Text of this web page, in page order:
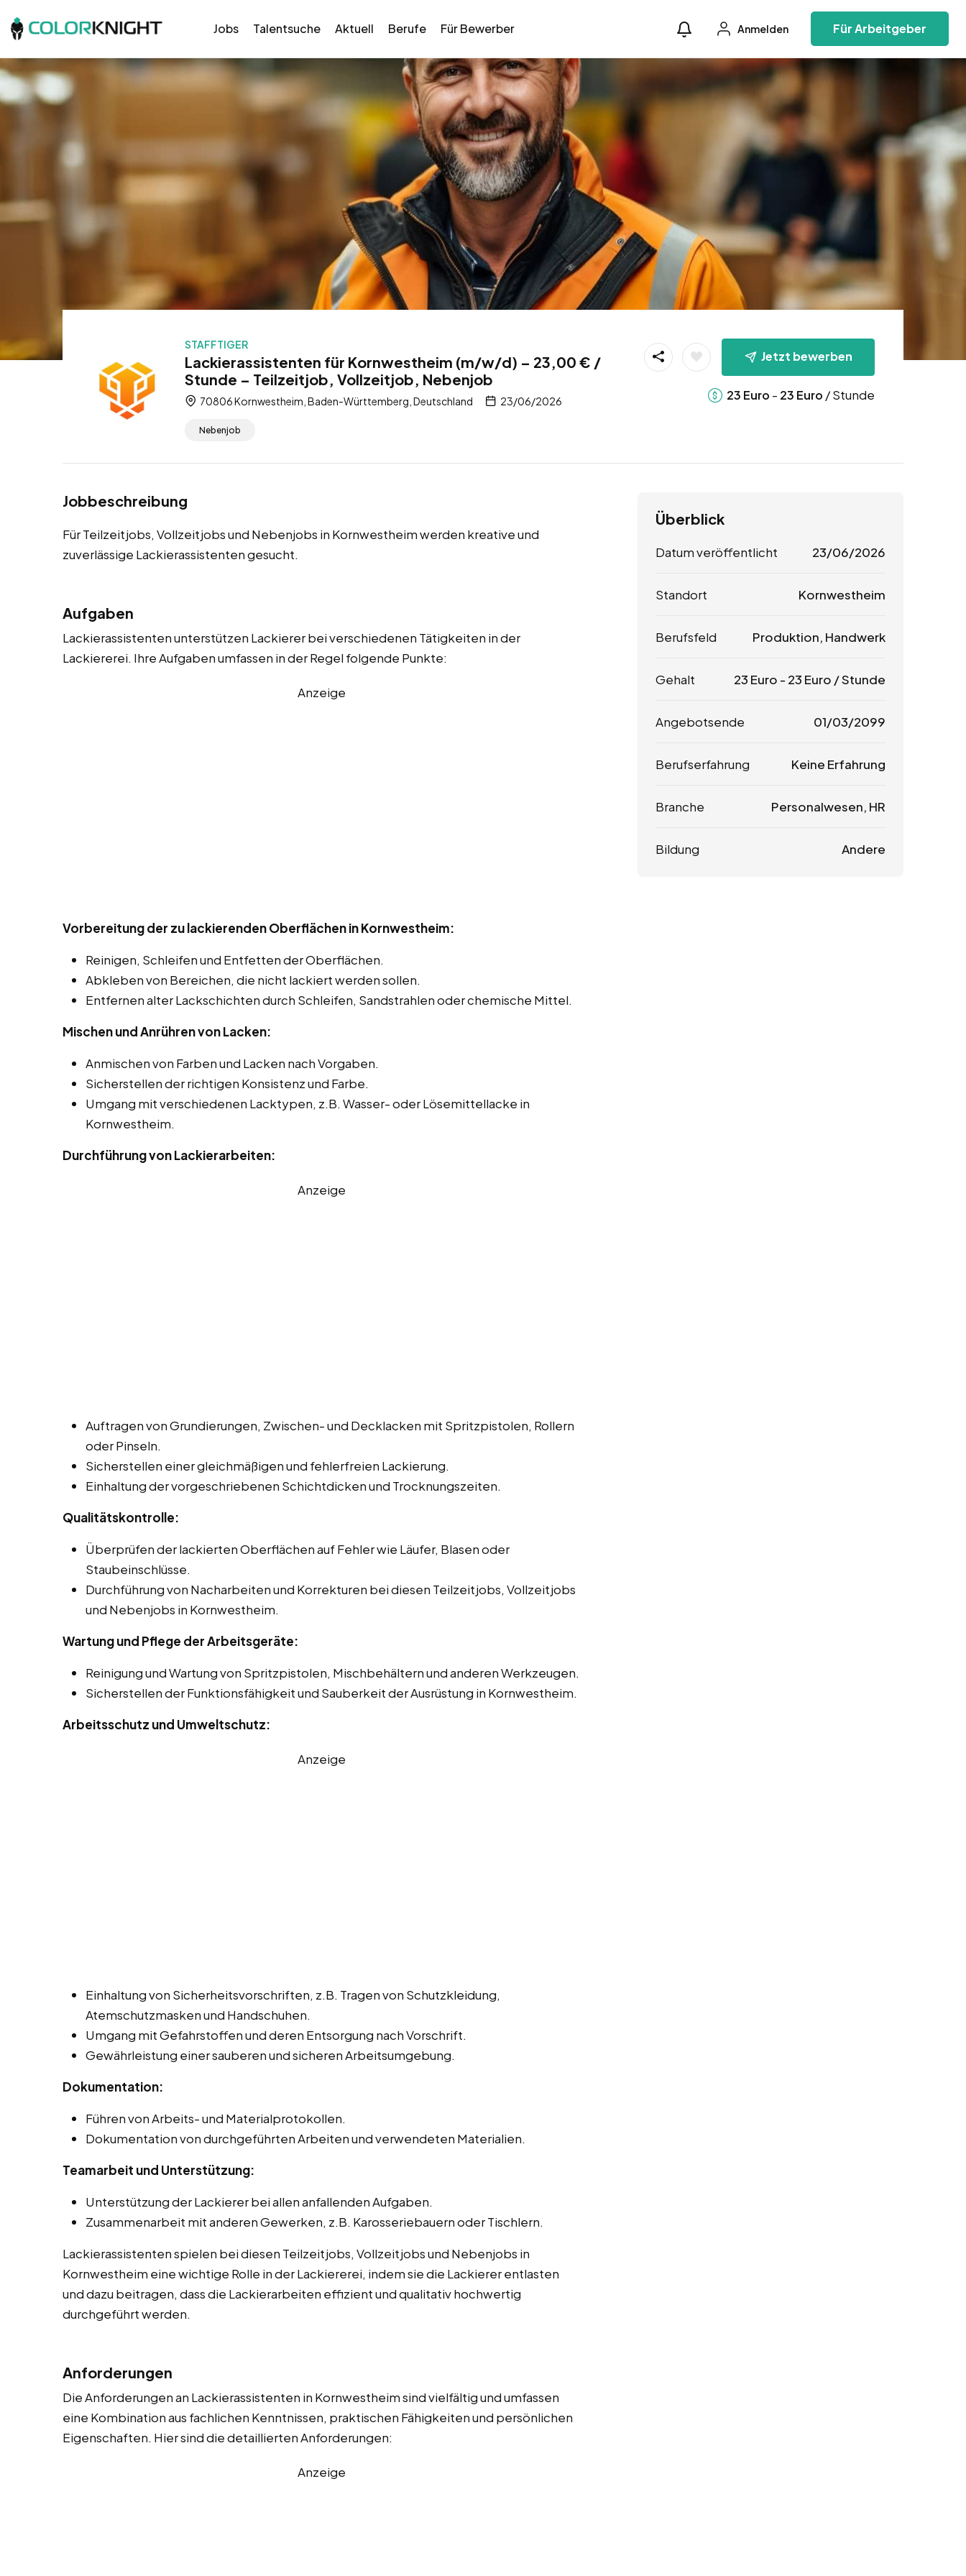
Jobs Talentsuche Aktuell Berufe Für Bewerber Anmelden Für Arbeitgeber
STAFFTIGER
Lackierassistenten für Kornwestheim (m/w/d) – 23,00 € /
Stunde – Teilzeitjob, Vollzeitjob, Nebenjob
70806 Kornwestheim, Baden-Württemberg, Deutschland 23/06/2026
Nebenjob
Jetzt bewerben
23 Euro - 23 Euro / Stunde
Jobbeschreibung
Für Teilzeitjobs, Vollzeitjobs und Nebenjobs in Kornwestheim werden kreative und
zuverlässige Lackierassistenten gesucht.
Aufgaben
Lackierassistenten unterstützen Lackierer bei verschiedenen Tätigkeiten in der
Lackiererei. Ihre Aufgaben umfassen in der Regel folgende Punkte:
Anzeige
Vorbereitung der zu lackierenden Oberflächen in Kornwestheim:
Reinigen, Schleifen und Entfetten der Oberflächen.
Abkleben von Bereichen, die nicht lackiert werden sollen.
Entfernen alter Lackschichten durch Schleifen, Sandstrahlen oder chemische Mittel.
Mischen und Anrühren von Lacken:
Anmischen von Farben und Lacken nach Vorgaben.
Sicherstellen der richtigen Konsistenz und Farbe.
Umgang mit verschiedenen Lacktypen, z.B. Wasser- oder Lösemittellacke in
Kornwestheim.
Durchführung von Lackierarbeiten:
Anzeige
Auftragen von Grundierungen, Zwischen- und Decklacken mit Spritzpistolen, Rollern
oder Pinseln.
Sicherstellen einer gleichmäßigen und fehlerfreien Lackierung.
Einhaltung der vorgeschriebenen Schichtdicken und Trocknungszeiten.
Qualitätskontrolle:
Überprüfen der lackierten Oberflächen auf Fehler wie Läufer, Blasen oder
Staubeinschlüsse.
Durchführung von Nacharbeiten und Korrekturen bei diesen Teilzeitjobs, Vollzeitjobs
und Nebenjobs in Kornwestheim.
Wartung und Pflege der Arbeitsgeräte:
Reinigung und Wartung von Spritzpistolen, Mischbehältern und anderen Werkzeugen.
Sicherstellen der Funktionsfähigkeit und Sauberkeit der Ausrüstung in Kornwestheim.
Arbeitsschutz und Umweltschutz:
Anzeige
Einhaltung von Sicherheitsvorschriften, z.B. Tragen von Schutzkleidung,
Atemschutzmasken und Handschuhen.
Umgang mit Gefahrstoffen und deren Entsorgung nach Vorschrift.
Gewährleistung einer sauberen und sicheren Arbeitsumgebung.
Dokumentation:
Führen von Arbeits- und Materialprotokollen.
Dokumentation von durchgeführten Arbeiten und verwendeten Materialien.
Teamarbeit und Unterstützung:
Unterstützung der Lackierer bei allen anfallenden Aufgaben.
Zusammenarbeit mit anderen Gewerken, z.B. Karosseriebauern oder Tischlern.
Lackierassistenten spielen bei diesen Teilzeitjobs, Vollzeitjobs und Nebenjobs in
Kornwestheim eine wichtige Rolle in der Lackiererei, indem sie die Lackierer entlasten
und dazu beitragen, dass die Lackierarbeiten effizient und qualitativ hochwertig
durchgeführt werden.
Anforderungen
Die Anforderungen an Lackierassistenten in Kornwestheim sind vielfältig und umfassen
eine Kombination aus fachlichen Kenntnissen, praktischen Fähigkeiten und persönlichen
Eigenschaften. Hier sind die detaillierten Anforderungen:
Anzeige
Überblick
Datum veröffentlicht 23/06/2026
Standort Kornwestheim
Berufsfeld Produktion, Handwerk
Gehalt 23 Euro - 23 Euro / Stunde
Angebotsende 01/03/2099
Berufserfahrung Keine Erfahrung
Branche Personalwesen, HR
Bildung Andere